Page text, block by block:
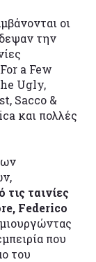
οι
την
a Few
Ugly,
Sacco &
και πολλές
ταινίες
Federico
που
του